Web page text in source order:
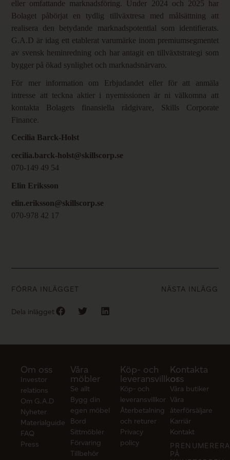
eller omfattande marknadsföring. Under 2024 och 2025 har
Bolaget påbörjat en tydlig tillväxtresa med målsättning att
realisera den betydande marknadspotential som identifierats.
G.A.D är idag ett etablerat varumärke inom premiumsegmentet
av svensk heminredning och har antagit en tillväxtstrategi som
bygger på ökad synlighet och marknadsnärvaro.
För mer information om Erbjudandet eller för att anmäla
intresse att teckna aktier i nyemissionen är ni välkomna att
kontakta Bolagets finansiella rådgivare, Skills Corporate
Finance.
Cecilia Barck-Holst
cecilia.barck-holst@skillscorp.se
070-149 49 54
Elin Eriksson
elin.eriksson@skillscorp.se
070-978 42 17
FÖRRA INLÄGGET NÄSTA INLÄGG
Dela inlägget
Om oss
Investor
relations
Om G.A.D
Nyheter
Materialguide
FAQ
Press
Våra
möbler
Se allt
Bygg din
egen möbel
Bord
Sittmöbler
Förvaring
Tillbehör
Köp- och
leveransvillkor
Köp- och
leveransvillkor
Återbetalning
och returer
Privacy
policy
Kontakta
oss
Våra butiker
Våra
återförsäljare
Karriär
Kontakt
PRENUMERERA
PÅ